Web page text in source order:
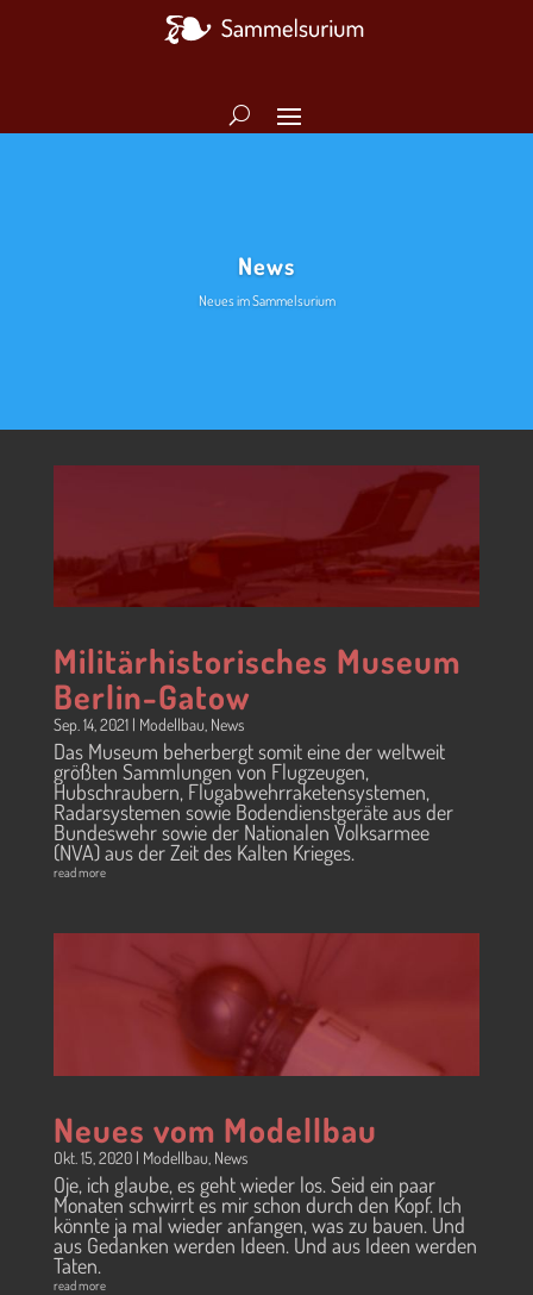
News
Neues im Sammelsurium
Militärhistorisches Museum
Berlin-Gatow
Sep. 14, 2021| Modellbau, News
Das Museum beherbergt somit eine der weltweit
größten Sammlungen von Flugzeugen,
Hubschraubern, Flugabwehrraketensystemen,
Radarsystemen sowie Bodendienstgeräte aus der
Bundeswehr sowie der Nationalen Volksarmee
(NVA) aus der Zeit des Kalten Krieges.
read more
Neues vom Modellbau
Okt. 15, 2020| Modellbau News
Oje, ich glaube, es geht wieder los. Seid ein paar
Monaten schwirrt es mir schon durch den Kopf. Ich
könnte ja mal wieder anfangen, was zu bauen. Und
aus Gedanken werden Ideen. Und aus Ideen werden
Taten.
read more